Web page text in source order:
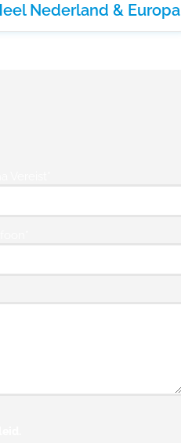
Nederland & Europa